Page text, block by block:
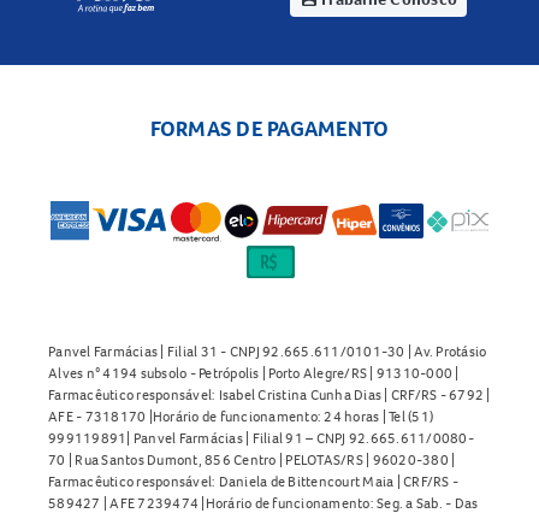
FORMAS DE PAGAMENTO
Panvel Farmácias | Filial 31 - CNPJ 92.665.611/0101-30 | Av. Protásio
Alves n° 4194 subsolo - Petrópolis | Porto Alegre/RS | 91310-000 |
Farmacêutico responsável: Isabel Cristina Cunha Dias | CRF/RS - 6792 |
AFE - 7318170 |Horário de funcionamento: 24 horas | Tel (51)
999119891| Panvel Farmácias | Filial 91 – CNPJ 92.665.611/0080-
70 | Rua Santos Dumont, 856 Centro | PELOTAS/RS | 96020-380 |
Farmacêutico responsável: Daniela de Bittencourt Maia | CRF/RS -
589427 | AFE 7239474 |Horário de funcionamento: Seg. a Sab. - Das